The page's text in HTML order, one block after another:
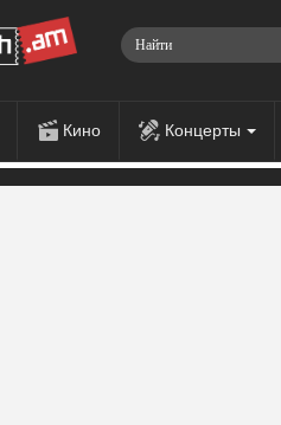
Кино Концерты